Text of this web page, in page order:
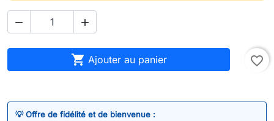
 
 Ajouter au panier favorite_border
💡 Offre de fidélité et de bienvenue :